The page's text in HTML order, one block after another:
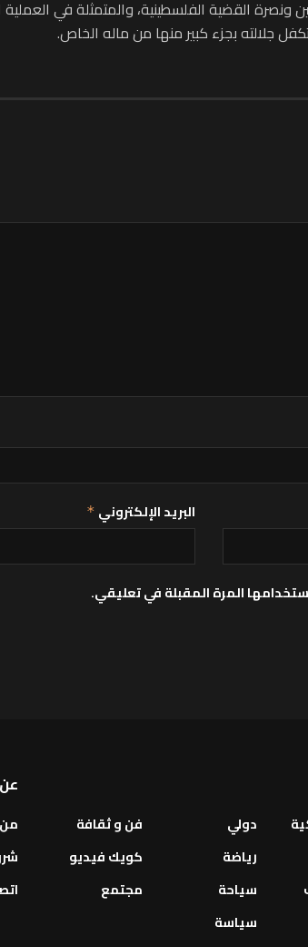
البريد الإلكتروني *
المرة المقبلة في تعليقي.
دولي
رياضة
سياحة
سياسة
فن و ثقافة
كويك فيديو
مجتمع